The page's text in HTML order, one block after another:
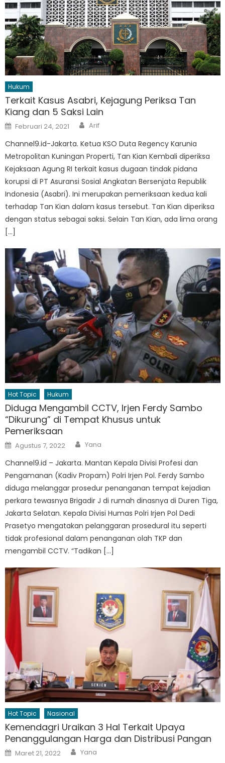
Hukum
Terkait Kasus Asabri, Kejagung Periksa Tan
Kiang dan 5 Saksi Lain
Posted
on
Februari 24, 2021 Author
Arif
Channel9.id-Jakarta. Ketua KSO Duta Regency Karunia
Metropolitan Kuningan Properti, Tan Kian Kembali diperiksa
Kejaksaan Agung RI terkait kasus dugaan tindak pidana
korupsi di PT Asuransi Sosial Angkatan Bersenjata Republik
Indonesia (Asabri). Ini merupakan pemeriksaan kedua kali
terhadap Tan Kian dalam kasus tersebut. Tan Kian diperiksa
dengan status sebagai saksi. Selain Tan Kian, ada lima orang
[…]
Hot Topic Hukum
Diduga Mengambil CCTV, Irjen Ferdy Sambo
“Dikurung” di Tempat Khusus untuk
Pemeriksaan
Posted
on
Agustus 7, 2022 Author
Yana
Channel9.id – Jakarta. Mantan Kepala Divisi Profesi dan
Pengamanan (Kadiv Propam) Polri Irjen Pol. Ferdy Sambo
diduga melanggar prosedur penanganan tempat kejadian
perkara tewasnya Brigadir J di rumah dinasnya di Duren Tiga,
Jakarta Selatan. Kepala Divisi Humas Polri Irjen Pol Dedi
Prasetyo mengatakan pelanggaran prosedural itu seperti
tidak profesional dalam penanganan olah TKP dan
mengambil CCTV. “Tadikan […]
Hot Topic Nasional
Kemendagri Uraikan 3 Hal Terkait Upaya
Penanggulangan Harga dan Distribusi Pangan
Posted
on
Maret 21, 2022 Author
Yana